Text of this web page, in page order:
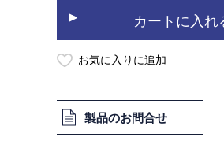
カートに入れ
製品のお問合せ